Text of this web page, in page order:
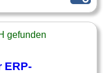
gefunden
ERP-